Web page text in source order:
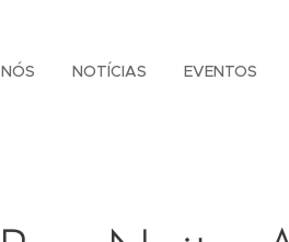
NOTÍCIAS EVENTOS